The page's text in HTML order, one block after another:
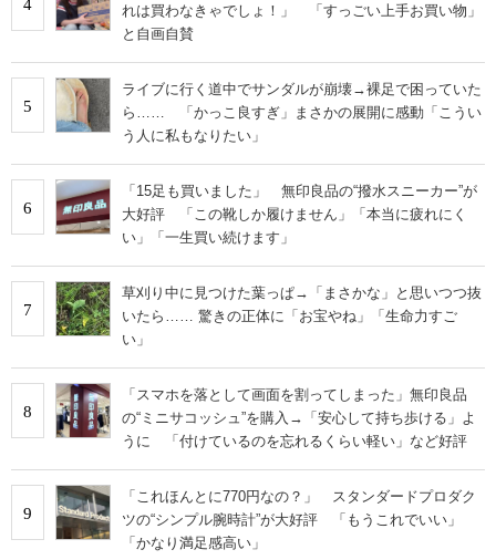
4
れは買わなきゃでしょ！」 「すっごい上手お買い物」
と自画自賛
5
ライブに行く道中でサンダルが崩壊→裸足で困っていた
ら…… 「かっこ良すぎ」まさかの展開に感動「こうい
う人に私もなりたい」
6
「15足も買いました」 無印良品の“撥水スニーカー”が
大好評 「この靴しか履けません」「本当に疲れにく
い」「一生買い続けます」
7
草刈り中に見つけた葉っぱ→「まさかな」と思いつつ抜
いたら…… 驚きの正体に「お宝やね」「生命力すご
い」
8
「スマホを落として画面を割ってしまった」無印良品
の“ミニサコッシュ”を購入→「安心して持ち歩ける」よ
うに 「付けているのを忘れるくらい軽い」など好評
9
「これほんとに770円なの？」 スタンダードプロダク
ツの“シンプル腕時計”が大好評 「もうこれでいい」
「かなり満足感高い」